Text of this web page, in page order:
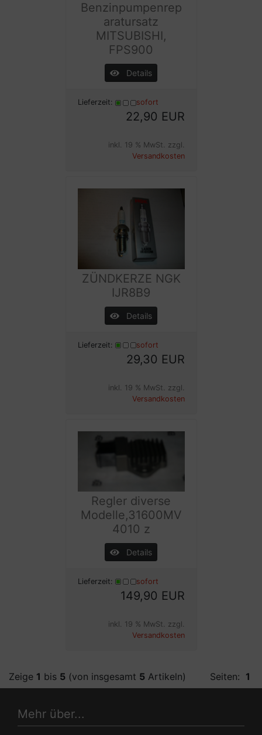
Benzinpumpenrep
aratursatz
MITSUBISHI,
FPS900
Details
Lieferzeit: sofort
22,90 EUR
inkl. 19 % MwSt. zzgl.
Versandkosten
ZÜNDKERZE NGK
IJR8B9
Details
Lieferzeit: sofort
29,30 EUR
inkl. 19 % MwSt. zzgl.
Versandkosten
Regler diverse
Modelle,31600MV
4010 z
Details
Lieferzeit: sofort
149,90 EUR
inkl. 19 % MwSt. zzgl.
Versandkosten
Zeige 1 bis 5 (von insgesamt 5 Artikeln) Seiten: 1
Mehr über...